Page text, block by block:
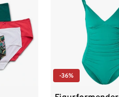
-36%